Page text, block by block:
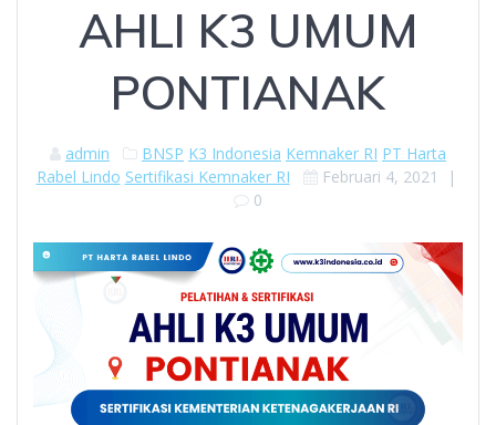
AHLI K3 UMUM
PONTIANAK
admin BNSP K3 Indonesia Kemnaker RI PT Harta
Rabel Lindo Sertifikasi Kemnaker RI Februari 4, 2021
|
0